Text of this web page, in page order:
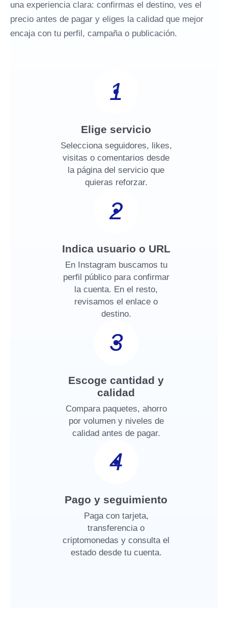
una experiencia clara: confirmas el destino, ves el
precio antes de pagar y eliges la calidad que mejor
encaja con tu perfil, campaña o publicación.
1
Elige servicio
Selecciona seguidores, likes,
visitas o comentarios desde
la página del servicio que
quieras reforzar.
2
Indica usuario o URL
En Instagram buscamos tu
perfil público para confirmar
la cuenta. En el resto,
revisamos el enlace o
destino.
3
Escoge cantidad y
calidad
Compara paquetes, ahorro
por volumen y niveles de
calidad antes de pagar.
4
Pago y seguimiento
Paga con tarjeta,
transferencia o
criptomonedas y consulta el
estado desde tu cuenta.